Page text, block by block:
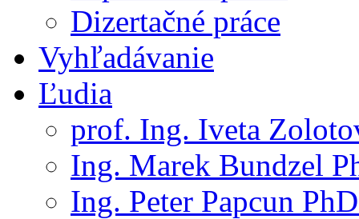
Dizertačné práce
Vyhľadávanie
Ľudia
prof. Ing. Iveta
Ing. Marek Bundzel
Ing. Peter Papcun